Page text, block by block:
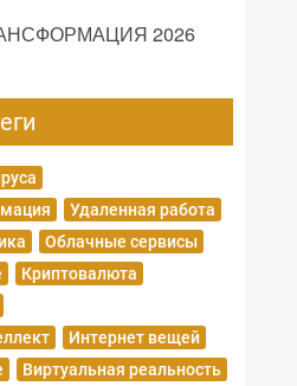
2026
Удаленная работа
Облачные сервисы
Криптовалюта
Интернет вещей
Виртуальная реальность